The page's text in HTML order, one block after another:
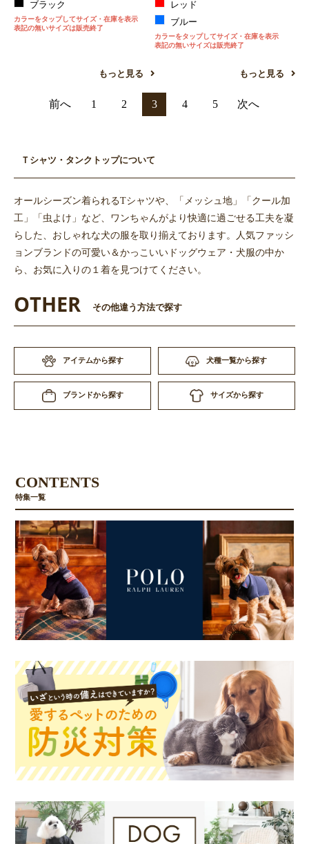
ブラック
カラーをタップしてサイズ・在庫を表示
表記の無いサイズは販売終了
もっと見る
レッド
ブルー
カラーをタップしてサイズ・在庫を表示
表記の無いサイズは販売終了
もっと見る
前へ 1 2 3 4 5 次へ
Ｔシャツ・タンクトップについて
オールシーズン着られるTシャツや、「メッシュ地」「クール加
工」「虫よけ」など、ワンちゃんがより快適に過ごせる工夫を凝
らした、おしゃれな犬の服を取り揃えております。人気ファッシ
ョンブランドの可愛い＆かっこいいドッグウェア・犬服の中か
ら、お気に入りの１着を見つけてください。
OTHER その他違う方法で探す
アイテムから探す 犬種一覧から探す
ブランドから探す サイズから探す
CONTENTS
特集一覧